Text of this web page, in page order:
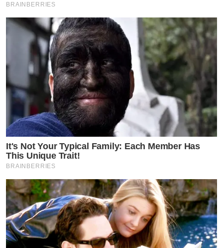
BRAINBERRIES
It's Not Your Typical Family: Each Member Has
This Unique Trait!
BRAINBERRIES